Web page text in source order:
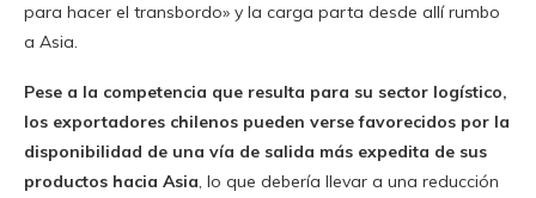
para hacer el transbordo» y la carga parta desde allí rumbo
a Asia.
Pese a la competencia que resulta para su sector logístico,
los exportadores chilenos pueden verse favorecidos por la
disponibilidad de una vía de salida más expedita de sus
productos hacia Asia, lo que debería llevar a una reducción